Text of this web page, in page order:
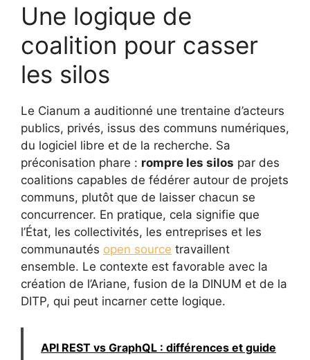
Une logique de
coalition pour casser
les silos
Le Cianum a auditionné une trentaine d’acteurs
publics, privés, issus des communs numériques,
du logiciel libre et de la recherche. Sa
préconisation phare : rompre les silos par des
coalitions capables de fédérer autour de projets
communs, plutôt que de laisser chacun se
concurrencer. En pratique, cela signifie que
l’État, les collectivités, les entreprises et les
communautés open source travaillent
ensemble. Le contexte est favorable avec la
création de l’Ariane, fusion de la DINUM et de la
DITP, qui peut incarner cette logique.
API REST vs GraphQL : différences et guide